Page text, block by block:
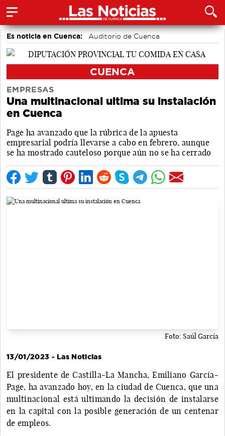
Es noticia en Cuenca: Auditorio de Cuenca
CUENCA
EMPRESAS
Una multinacional ultima su instalación
en Cuenca
Page ha avanzado que la rúbrica de la apuesta
empresarial podría llevarse a cabo en febrero, aunque
se ha mostrado cauteloso porque aún no se ha cerrado
Foto: Saúl García
13/01/2023 - Las Noticias
El presidente de Castilla-La Mancha, Emiliano García-
Page, ha avanzado hoy, en la ciudad de Cuenca, que una
multinacional está ultimando la decisión de instalarse
en la capital con la posible generación de un centenar
de empleos.